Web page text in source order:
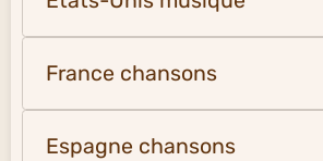
France chansons
Espagne chansons